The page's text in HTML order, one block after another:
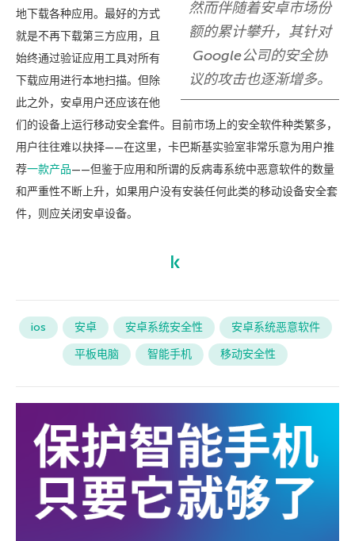
然而伴随着安卓市场份
额的累计攀升，其针对
Google公司的安全协
议的攻击也逐渐增多。
地下载各种应用。最好的方式
就是不再下载第三方应用，且
始终通过验证应用工具对所有
下载应用进行本地扫描。但除
此之外，安卓用户还应该在他
们的设备上运行移动安全套件。目前市场上的安全软件种类繁多，
用户往往难以抉择——在这里，卡巴斯基实验室非常乐意为用户推
荐一款产品——但鉴于应用和所谓的反病毒系统中恶意软件的数量
和严重性不断上升，如果用户没有安装任何此类的移动设备安全套
件，则应关闭安卓设备。
ios 安卓 安卓系统安全性
安卓系统恶意软件
平板电脑
智能手机 移动安全性